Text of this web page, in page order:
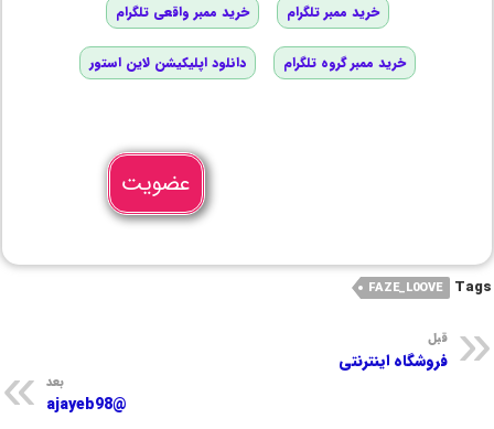
خرید ممبر تلگرام خرید ممبر واقعی تلگرام
خرید ممبر گروه تلگرام دانلود اپلیکیشن لاین استور
عضویت
Tags
FAZE_L0OVE
قبل
فروشگاه اینترنتی
بعد
@ajayeb98